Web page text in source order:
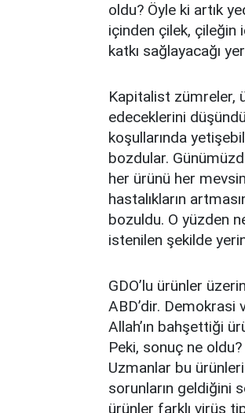
oldu? Öyle ki artık
içinden çilek, çileğin
katkı sağlayacağı
Kapitalist zümreler,
edeceklerini
koşullarında
bozdular.
her ürünü her
hastalıkların
bozuldu. O yüzden
istenilen şekilde
GDO’lu ürünler
ABD’dir. Demokrasi
Allah’ın bahşettiği
Peki, sonuç ne
Uzmanlar bu
sorunların geldiğini
ürünler farklı virüs